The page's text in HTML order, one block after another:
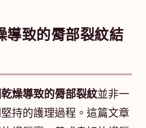
導致的脣部裂紋結
燥導致的脣部裂紋並非一
持的護理過程。這篇文章